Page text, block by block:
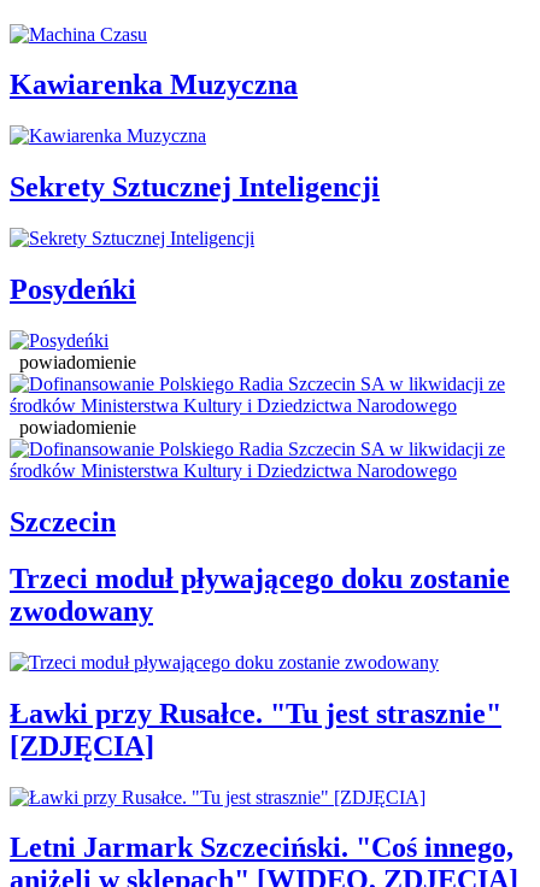
Kawiarenka Muzyczna
Sekrety Sztucznej Inteligencji
Posydeńki
powiadomienie
powiadomienie
Szczecin
Trzeci moduł pływającego doku zostanie
zwodowany
Ławki przy Rusałce. "Tu jest strasznie"
[ZDJĘCIA]
Letni Jarmark Szczeciński. "Coś innego,
aniżeli w sklepach" [WIDEO, ZDJĘCIA]